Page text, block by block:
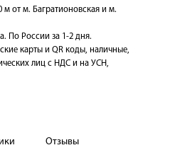
от м. Багратионовская и м.
По России за 1-2 дня.
карты и QR коды, наличные,
лиц с НДС и на УСН,
Отзывы